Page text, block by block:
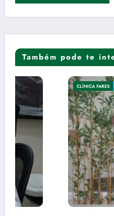
Também pode te
CLÍNICA FARES INSTITUCIONAL